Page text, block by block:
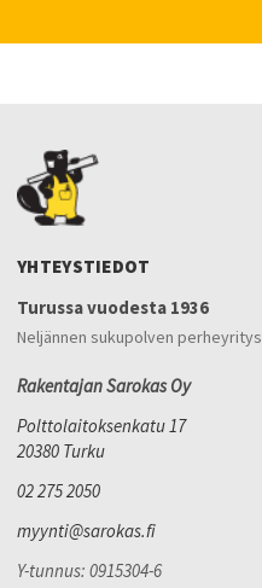
YHTEYSTIEDOT
Turussa vuodesta 1936
Neljännen sukupolven perheyritys
Rakentajan Sarokas Oy
Polttolaitoksenkatu 17
20380 Turku
02 275 2050
myynti@sarokas.fi
Y-tunnus: 0915304-6